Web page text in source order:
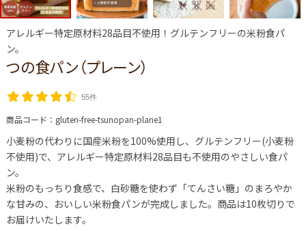
アレルギー特定原材料28品目不使用！グルテンフリーの米粉食パ
ン。
つの食パン（プレーン）
55件
商品コード： gluten-free-tsunopan-plane1
小麦粉の代わりに国産米粉を100%使用し、グルテンフリー(小麦粉
不使用)で、アレルギー特定原材料28品目も不使用のやさしい食パ
ン。
米粉のもっちり食感で、白砂糖を使わず「てんさい糖」のまろやか
な甘みの、おいしい米粉食パンが完成しました。商品は10枚切りで
お届けいたします。